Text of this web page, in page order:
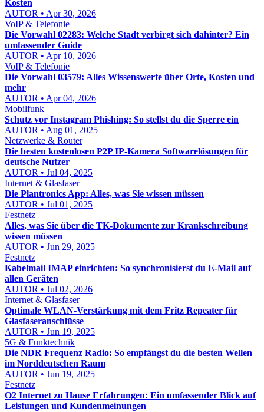
Kosten
AUTOR • Apr 30, 2026
VoIP & Telefonie
Die Vorwahl 02283: Welche Stadt verbirgt sich dahinter? Ein
umfassender Guide
AUTOR • Apr 10, 2026
VoIP & Telefonie
Die Vorwahl 03579: Alles Wissenswerte über Orte, Kosten und
mehr
AUTOR • Apr 04, 2026
Mobilfunk
Schutz vor Instagram Phishing: So stellst du die Sperre ein
AUTOR • Aug 01, 2025
Netzwerke & Router
Die besten kostenlosen P2P IP-Kamera Softwarelösungen für
deutsche Nutzer
AUTOR • Jul 04, 2025
Internet & Glasfaser
Die Plantronics App: Alles, was Sie wissen müssen
AUTOR • Jul 01, 2025
Festnetz
Alles, was Sie über die TK-Dokumente zur Krankschreibung
wissen müssen
AUTOR • Jun 29, 2025
Festnetz
Kabelmail IMAP einrichten: So synchronisierst du E-Mail auf
allen Geräten
AUTOR • Jul 02, 2026
Internet & Glasfaser
Optimale WLAN-Verstärkung mit dem Fritz Repeater für
Glasfaseranschlüsse
AUTOR • Jun 19, 2025
5G & Funktechnik
Die NDR Frequenz Radio: So empfängst du die besten Wellen
im Norddeutschen Raum
AUTOR • Jun 19, 2025
Festnetz
O2 Internet zu Hause Erfahrungen: Ein umfassender Blick auf
Leistungen und Kundenmeinungen